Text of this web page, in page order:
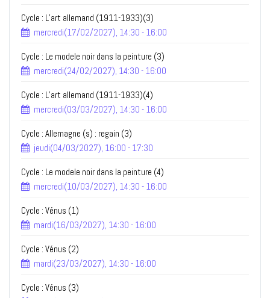
Cycle : L’art allemand (1911-1933)(3)
mercredi(17/02/2027), 14:30 - 16:00
Cycle : Le modele noir dans la peinture (3)
mercredi(24/02/2027), 14:30 - 16:00
Cycle : L’art allemand (1911-1933)(4)
mercredi(03/03/2027), 14:30 - 16:00
Cycle : Allemagne (s) : regain (3)
jeudi(04/03/2027), 16:00 - 17:30
Cycle : Le modele noir dans la peinture (4)
mercredi(10/03/2027), 14:30 - 16:00
Cycle : Vénus (1)
mardi(16/03/2027), 14:30 - 16:00
Cycle : Vénus (2)
mardi(23/03/2027), 14:30 - 16:00
Cycle : Vénus (3)